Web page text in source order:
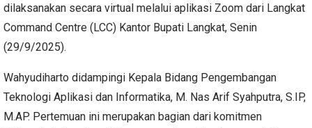
dilaksanakan secara virtual melalui aplikasi Zoom dari Langkat
Command Centre (LCC) Kantor Bupati Langkat, Senin
(29/9/2025).
Wahyudiharto didampingi Kepala Bidang Pengembangan
Teknologi Aplikasi dan Informatika, M. Nas Arif Syahputra, S.IP,
M.AP. Pertemuan ini merupakan bagian dari komitmen